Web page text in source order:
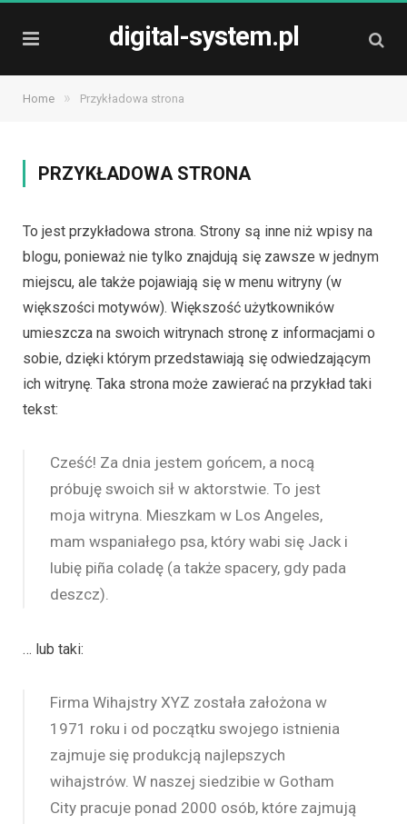
digital-system.pl
Home » Przykładowa strona
PRZYKŁADOWA STRONA
To jest przykładowa strona. Strony są inne niż wpisy na
blogu, ponieważ nie tylko znajdują się zawsze w jednym
miejscu, ale także pojawiają się w menu witryny (w
większości motywów). Większość użytkowników
umieszcza na swoich witrynach stronę z informacjami o
sobie, dzięki którym przedstawiają się odwiedzającym
ich witrynę. Taka strona może zawierać na przykład taki
tekst:
Cześć! Za dnia jestem gońcem, a nocą
próbuję swoich sił w aktorstwie. To jest
moja witryna. Mieszkam w Los Angeles,
mam wspaniałego psa, który wabi się Jack i
lubię piña coladę (a także spacery, gdy pada
deszcz).
… lub taki:
Firma Wihajstry XYZ została założona w
1971 roku i od początku swojego istnienia
zajmuje się produkcją najlepszych
wihajstrów. W naszej siedzibie w Gotham
City pracuje ponad 2000 osób, które zajmują